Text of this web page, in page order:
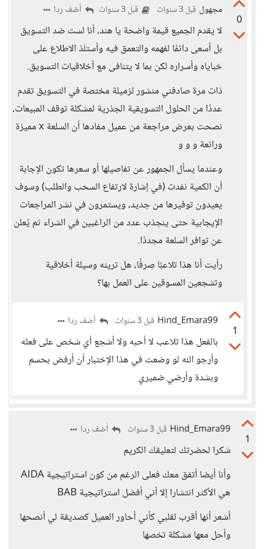
0
مجهول قبل 3 سنوات قبل 3 سنوات أضف ردا
لا يقدم الجميع قيمة واضحة يا هند، أنا لست ضد التسويق
بل أسعى دائمًا لفهمه والتعمق فيه وأستلذ الاطلاع على
خباياه وأسراره لكن بما لا يتنافى مع أخلاقيات التسويق.
ذات مرة صادفني منشور لزميلة مختصة في التسويق تقدم
عددًا من الحلول التسويقية الجذرية لمشكلة توقف المبيعات،
نصحت بعرض مراجعة من عميل مفادها أن السلعة x مميزة
ورائعة و و و
وعندما يسأل الجمهور عن تفاصيلها أو سعرها تكون الإجابة
أن الكمية نفدت (في إشارة لارتفاع السحب والطلب) وسوف
يعيدون توفيرها من جديد، ويستمرون في نشر المراجعات
الإيجابية حتى ينجذب عدد من الراغبين في الشراء ثم يُعلن
عن توافر السلعة مجددًا.
رأيت أنا هذا تلاعبًا صِرفًا، هل ترينه وسيلة أخلاقية
وتشجعين المسوقين على العمل بها؟
1
Hind_Emara99 قبل 3 سنوات أضف ردا
بالفعل هذا تلاعب لا أحبه ولا أشجع أي شخص على فعله
وأرجو الله لو وضعت في هذا الإختبار أن أرفض بحسم
وبشدة وأرضي ضميري
1
Hind_Emara99 قبل 3 سنوات أضف ردا
شكرا لحضرتك لتعليقك الكريم
وأنا أيضا أتفق معك فعلى الرغم من كون استراتيجية AIDA
هي الأكثر انتشارا إلا أني أفضل استراتيجية BAB
أشعر أنها أقرب لقلبي كأني أحاور العميل كصديقة لي أنصحها
وأحل معها مشكلة تخصها